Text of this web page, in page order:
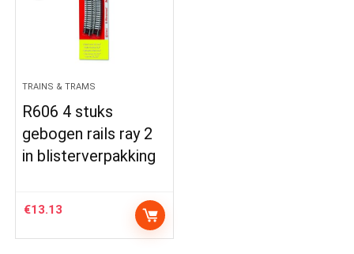
TRAINS & TRAMS
R606 4 stuks
gebogen rails ray 2
in blisterverpakking
€13.13